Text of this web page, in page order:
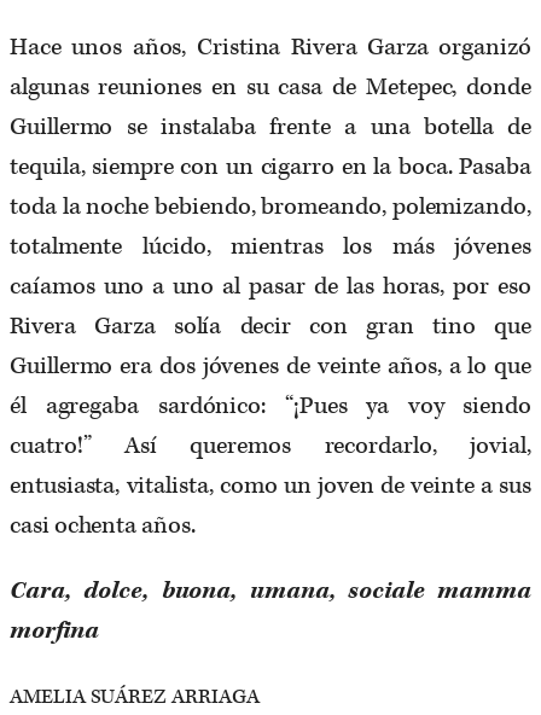
Hace unos años, Cristina Rivera Garza organizó
algunas reuniones en su casa de Metepec, donde
Guillermo se instalaba frente a una botella de
tequila, siempre con un cigarro en la boca. Pasaba
toda la noche bebiendo, bromeando, polemizando,
totalmente lúcido, mientras los más jóvenes
caíamos uno a uno al pasar de las horas, por eso
Rivera Garza solía decir con gran tino que
Guillermo era dos jóvenes de veinte años, a lo que
él agregaba sardónico: “¡Pues ya voy siendo
cuatro!” Así queremos recordarlo, jovial,
entusiasta, vitalista, como un joven de veinte a sus
casi ochenta años.
Cara, dolce, buona, umana, sociale mamma
morfina
AMELIA SUÁREZ ARRIAGA